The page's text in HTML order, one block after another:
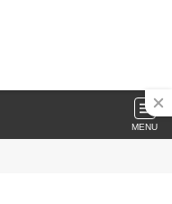
MENU